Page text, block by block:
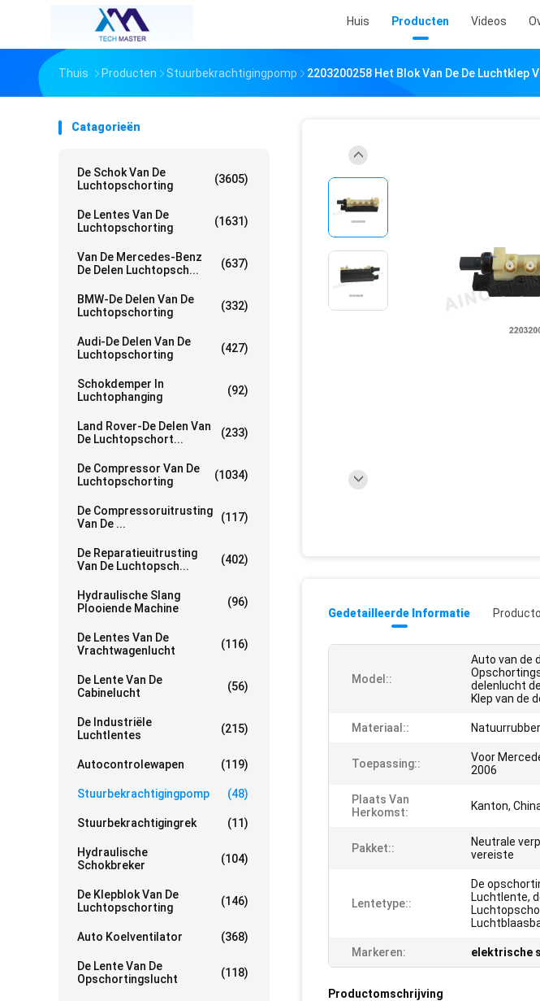
Huis Producten Videos
Thuis Producten Stuurbekrachtigingpomp 2203200258 Het Blok Van De De
Catagorieën
De Schok Van De
Luchtopschorting
(3605)
De Lentes Van De
Luchtopschorting
(1631)
Van De Mercedes-Benz
De Delen Luchtopsch...
(637)
BMW-De Delen Van De
Luchtopschorting
(332)
Audi-De Delen Van De
Luchtopschorting
(427)
Schokdemper In
Luchtophanging
(92)
Land Rover-De Delen Van
De Luchtopschort...
(233)
De Compressor Van De
Luchtopschorting
(1034)
De Compressoruitrusting
Van De ...
(117)
De Reparatieuitrusting
Van De Luchtopsch...
(402)
Hydraulische Slang
Plooiende Machine
(96)
De Lentes Van De
Vrachtwagenlucht
(116)
De Lente Van De
Cabinelucht
(56)
De Industriële
Luchtlentes
(215)
Autocontrolewapen (119)
Stuurbekrachtigingpomp (48)
Stuurbekrachtigingrek (11)
Hydraulische
Schokbreker
(104)
De Klepblok Van De
Luchtopschorting
(146)
Auto Koelventilator (368)
De Lente Van De
Opschortingslucht
(118)
Gedetailleerde Informatie
Model::
Auto van de
delenlucht
Klep van de
Materiaal:: Natuurrubber
Toepassing::
Voor
2006
Plaats Van
Herkomst:
Kanton,
Pakket::
Neutrale
vereiste
Lentetype::
De
Luchtlente,
Markeren: elektrische
Productomschrijving